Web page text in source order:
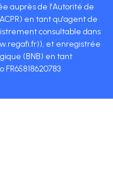
auprès de l'Autorité de
en tant qu'agent de
consultable dans
et enregistrée
(BNB) en tant